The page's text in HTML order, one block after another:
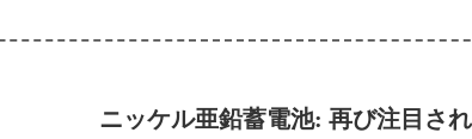
ニッケル亜鉛蓄電池: 再び注目さ